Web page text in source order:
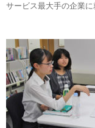
サービス最大手の企業に